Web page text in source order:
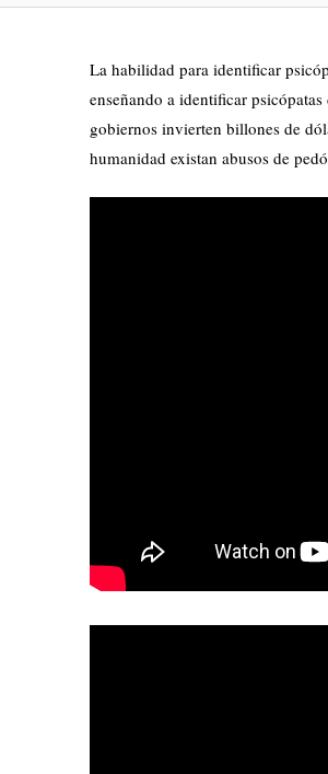
La habilidad para identificar
enseñando a identificar
gobiernos invierten billones de
humanidad existan abusos de